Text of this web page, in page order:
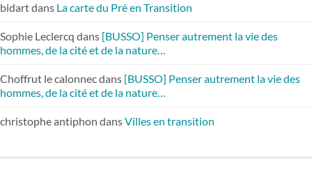
bidartdans La carte du Pré en Transition
Sophie Leclercq dans [BUSSO] Penser autrement la vie des
hommes, de la cité et de la nature…
Choffrut le calonnecdans [BUSSO] Penser autrement la vie des
hommes, de la cité et de la nature…
christophe antiphon dansVilles en transition